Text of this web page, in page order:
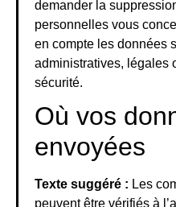
demander la
personnelles vous
en compte les données
administratives, légales
sécurité.
Où vos
envoyées
Texte suggéré : Les
peuvent être vérifiés à